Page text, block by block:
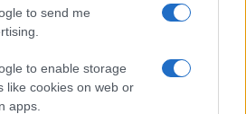
to send me
to enable storage
like cookies on web or
apps.
ηπείρων και των